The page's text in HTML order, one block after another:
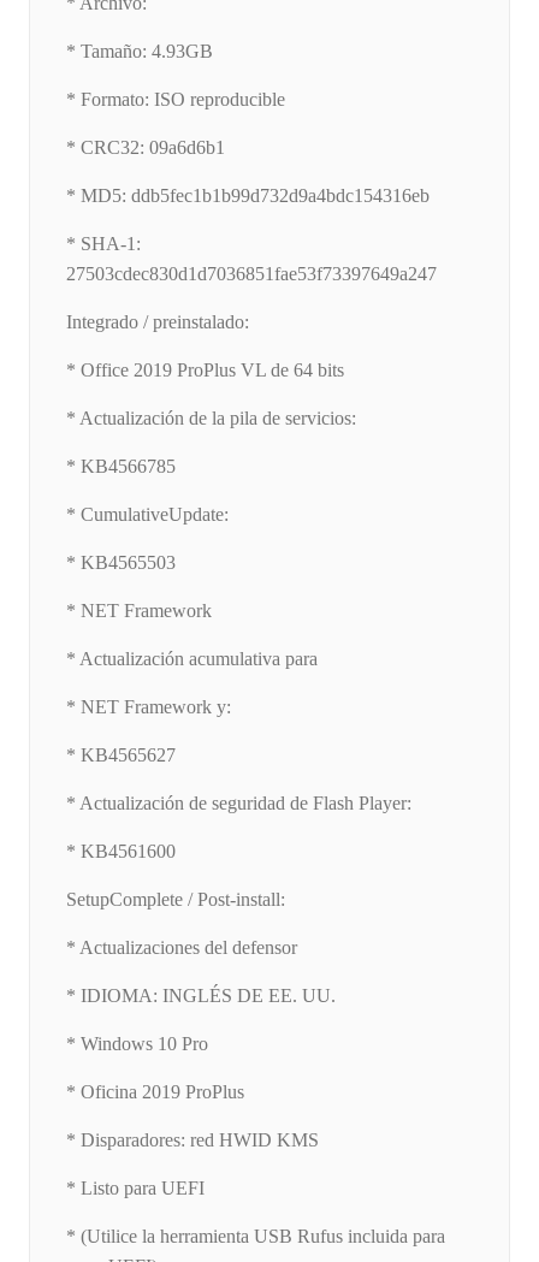
* Tamaño: 4.93GB
* Formato: ISO reproducible
* CRC32: 09a6d6b1
* MD5: ddb5fec1b1b99d732d9a4bdc154316eb
* SHA-1:
27503cdec830d1d7036851fae53f73397649a247
Integrado / preinstalado:
* Office 2019 ProPlus VL de 64 bits
* Actualización de la pila de servicios:
* KB4566785
* CumulativeUpdate:
* KB4565503
* NET Framework
* Actualización acumulativa para
* NET Framework y:
* KB4565627
* Actualización de seguridad de Flash Player:
* KB4561600
SetupComplete / Post-install:
* Actualizaciones del defensor
* IDIOMA: INGLÉS DE EE. UU.
* Windows 10 Pro
* Oficina 2019 ProPlus
* Disparadores: red HWID KMS
* Listo para UEFI
* (Utilice la herramienta USB Rufus incluida para